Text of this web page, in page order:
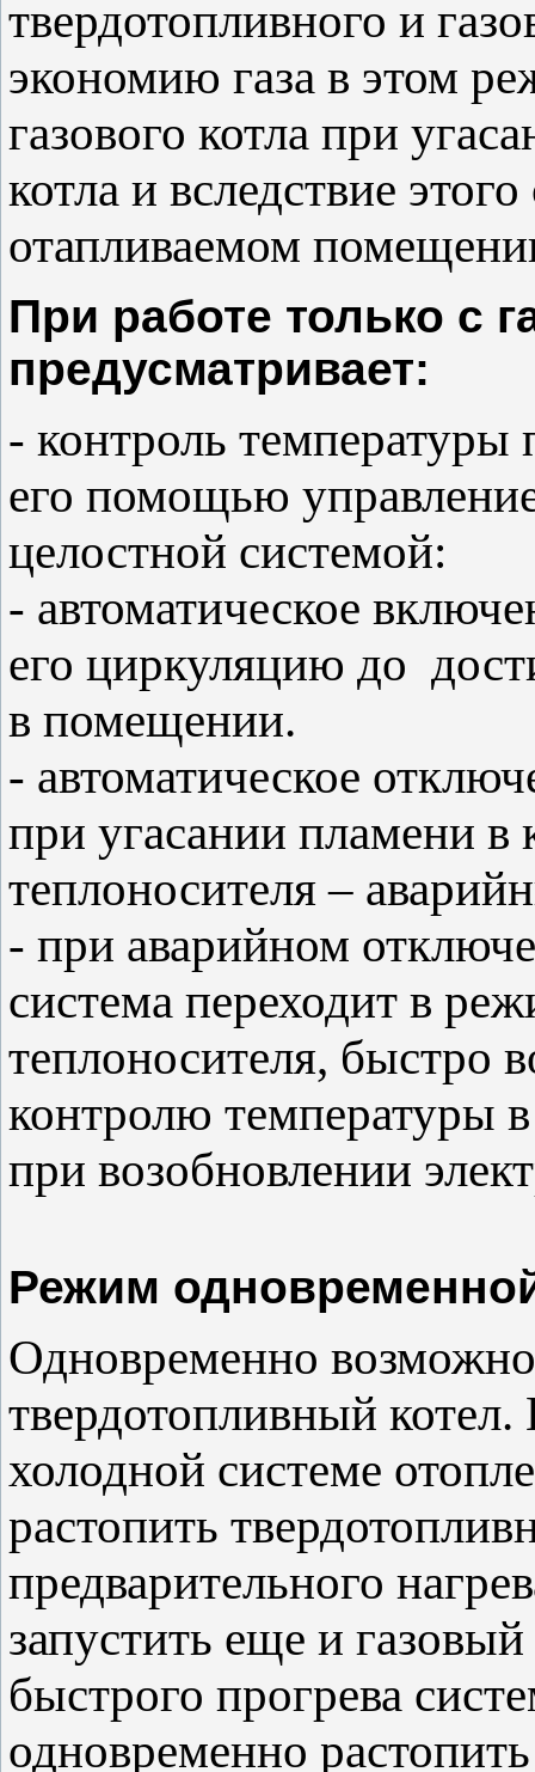
твердотопливного и
экономию газа в этом
газового котла при
котла и вследствие
отапливаемом
При работе только с
предусматривает:
- контроль температуры
его помощью
целостной системой:
- автоматическое
его циркуляцию до
в помещении.
- автоматическое
при угасании пламени в
теплоносителя –
- при аварийном
система переходит в
теплоносителя, быстро
контролю температуры
при возобновлении
Режим
Одновременно
твердотопливный
холодной системе
растопить
предварительного
запустить еще и
быстрого прогрева
одновременно